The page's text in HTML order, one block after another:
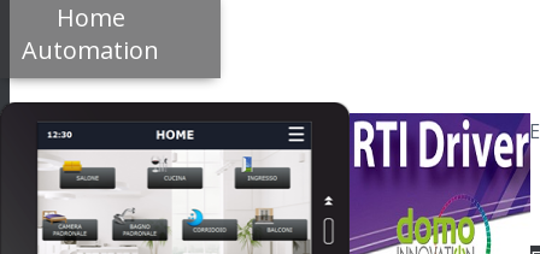
Home
Automation
Richiedi una copia GRATUITA di RTI
POTREBBERO INTERESSARTI ANCHE:
AnteriorePosteriore